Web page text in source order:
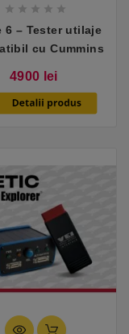
    
6 – Tester utilaje
cu Cummins
4900 lei